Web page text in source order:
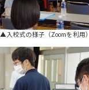
▲入校式の様子（Zoomを利用）